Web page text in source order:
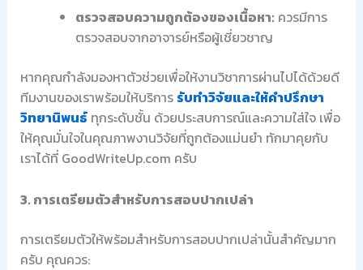
ตรวจสอบความถูกต้องของเนื้อหา: ควรมีการ
ตรวจสอบจากอาจารย์หรือผู้เชี่ยวชาญ
หากคุณกำลังมองหาตัวช่วยเพื่อให้งานวิชาการผ่านไปได้ด้วยดี
ทีมงานของเราพร้อมให้บริการ รับทำวิจัยและให้คำปรึกษา
วิทยานิพนธ์ทุกระดับชั้น ด้วยประสบการณ์และความใส่ใจ เพื่อ
ให้คุณมั่นใจในคุณภาพงานวิจัยที่ถูกต้องแม่นยำ ทักมาคุยกับ
เราได้ที่ GoodWriteUp.com ครับ
3. การเตรียมตัวสำหรับการสอบปากเปล่า
การเตรียมตัวให้พร้อมสำหรับการสอบปากเปล่านั้นสำคัญมาก
ครับ คุณควร: